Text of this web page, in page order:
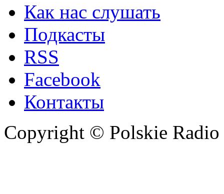
Как нас слушать
Подкасты
RSS
Facebook
Контакты
Copyright © Polskie